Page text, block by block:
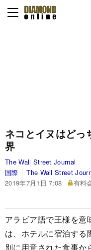
ネコとイヌはどっ
界
The Wall Street Journal
国際
The Wall Street
2019年7月1日 7:08
有料
アラビア語で王様を意
は、ホテルに宿泊する
別に用意された食事か